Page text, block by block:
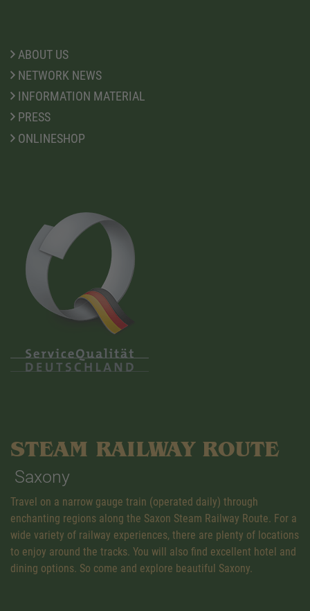
ABOUT US
NETWORK NEWS
INFORMATION MATERIAL
PRESS
ONLINESHOP
STEAM RAILWAY ROUTE
Saxony
Travel on a narrow gauge train (operated daily) through
enchanting regions along the Saxon Steam Railway Route. For a
wide variety of railway experiences, there are plenty of locations
to enjoy around the tracks. You will also find excellent hotel and
dining options. So come and explore beautiful Saxony.